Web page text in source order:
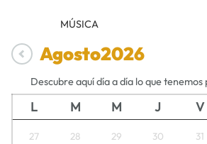
MÚSICA
Agosto2026
Descubre aquí día a día lo que
L M M J V
27 28 29 30 31